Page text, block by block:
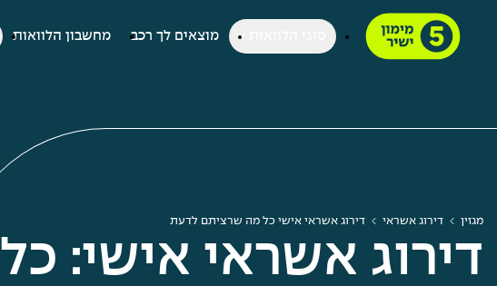
מוצאים לך רכב מחשבון הלוואות
מגזין דירוג אשראי דירוג אשראי אישי כל מה שרציתם לדעת
דירוג אשראי אישי: כל